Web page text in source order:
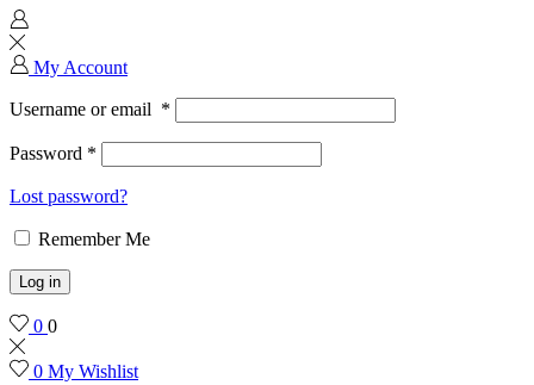
My Account
Username or email *
Password *
Lost password?
Remember Me
Log in
0 0
0 My Wishlist